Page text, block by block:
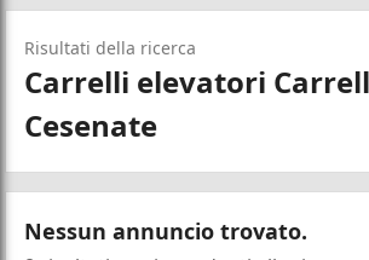
Risultati della ricerca
Carrelli elevatori
Cesenate
Nessun annuncio trovato.